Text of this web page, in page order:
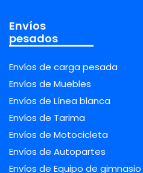
Envíos
pesados
Envíos de carga pesada
Envíos de Muebles
Envíos de Línea blanca
Envíos de Tarima
Envíos de Motocicleta
Envíos de Autopartes
Envíos de Equipo de gimnasio